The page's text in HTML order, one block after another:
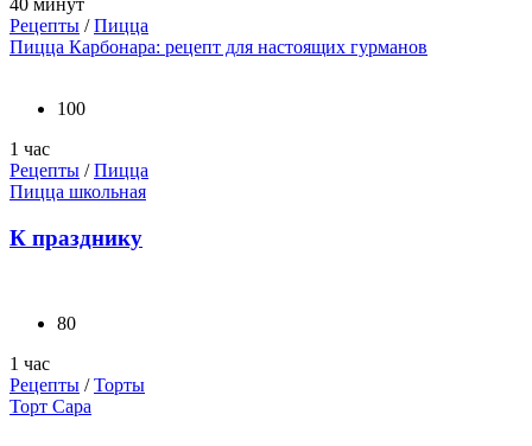
40 минут
Рецепты /Пицца
Пицца Карбонара: рецепт для настоящих гурманов
100
1 час
Рецепты /Пицца
Пицца школьная
К празднику
80
1 час
Рецепты /Торты
Торт Сара